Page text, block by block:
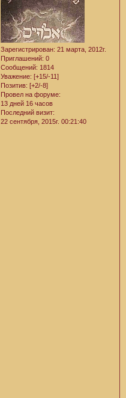
Зарегистрирован: 21 марта, 2012г.
Приглашений: 0
Сообщений: 1814
Уважение: [+15/-11]
Позитив: [+2/-8]
Провел на форуме:
13 дней 16 часов
Последний визит:
22 сентября, 2015г. 00:21:40